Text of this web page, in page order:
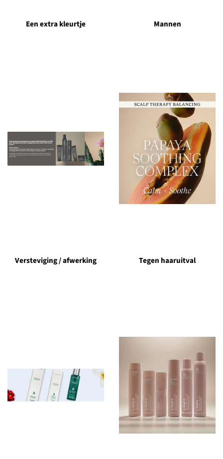
Een extra kleurtje Mannen
Versteviging / afwerking Tegen haaruitval